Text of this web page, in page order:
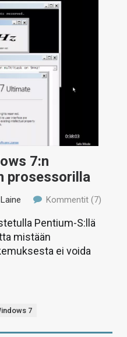
7:n
prosessorilla
Kommentit (7)
Pentium-S:llä
mistään
ei voida
7